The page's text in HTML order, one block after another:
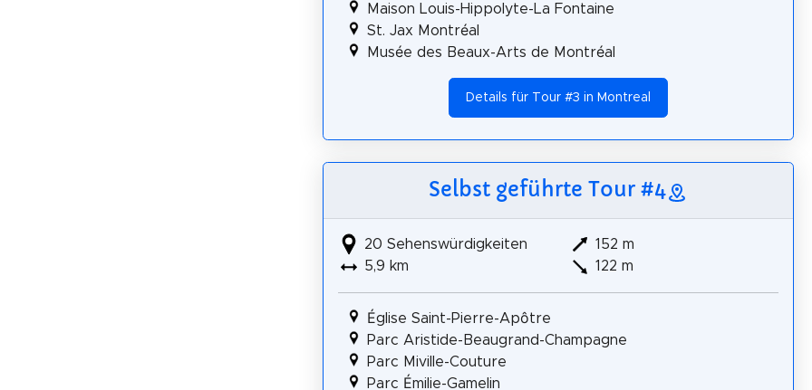
Maison Louis-Hippolyte-La Fontaine
St. Jax Montréal
Musée des Beaux-Arts de Montréal
Details für Tour #3 in Montreal
Selbst geführte Tour #4
20 Sehenswürdigkeiten
5,9 km
152 m
122 m
Église Saint-Pierre-Apôtre
Parc Aristide-Beaugrand-Champagne
Parc Miville-Couture
Parc Émilie-Gamelin